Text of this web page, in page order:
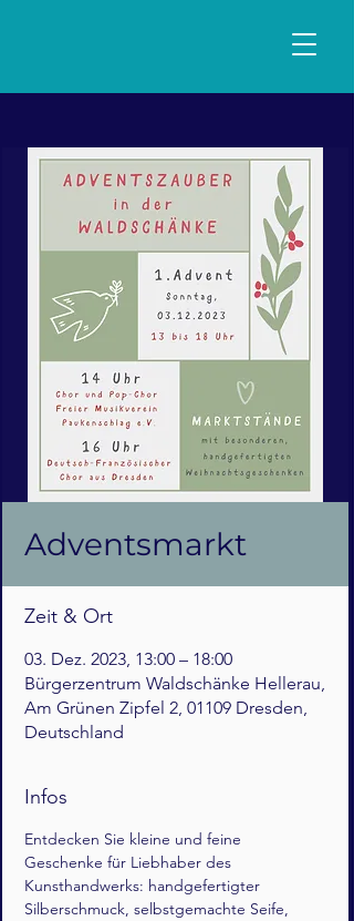
Adventsmarkt
Zeit & Ort
03. Dez. 2023, 13:00 – 18:00
Bürgerzentrum Waldschänke Hellerau,
Am Grünen Zipfel 2, 01109 Dresden,
Deutschland
Infos
Entdecken Sie kleine und feine
Geschenke für Liebhaber des
Kunsthandwerks: handgefertigter
Silberschmuck, selbstgemachte Seife,